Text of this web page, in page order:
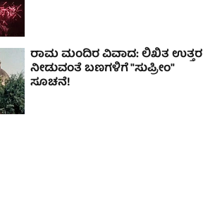
ರಾಮ ಮಂದಿರ ವಿವಾದ: ಲಿಖಿತ ಉತ್ತರ
ನೀಡುವಂತೆ ಬಣಗಳಿಗೆ "ಸುಪ್ರೀಂ"
ಸೂಚನೆ!